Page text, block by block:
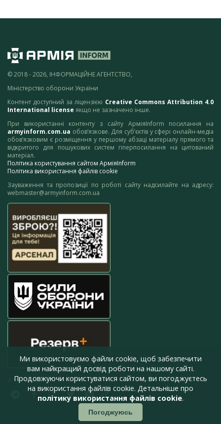
© 2018 - 2026, ІНФОРМАЦІЙНЕ АГЕНТСТВО,
Міністерство оборони України
Контент доступний за ліцензією Creative Commons Attribution 4.0
International license якщо не зазначено інше.
При використанні контенту з сайту АрміяInform посилання на
armyinform.com.ua обов’язкове. Для суб’єктів у сфері онлайн-медіа
обов’язковим є розміщення у першому абзаці матеріалу прямого та
відкритого для пошукових систем гіперпосилання на цитований
матеріал.
Політика користування сайтом АрміяInform
Політика використання файлів cookie
Зауваження та пропозиції по роботі сайту надсилайте на адресу:
webmaster@armyinform.com.ua
press@armyinform.com.ua
Ми використовуємо файли cookie, щоб забезпечити
вам найкращий досвід роботи на нашому сайті.
Продовжуючи користуватися сайтом, ви погоджуєтесь
на використання файлів cookie. Детальніше про
політику використання файлів cookie.
Погоджуюсь